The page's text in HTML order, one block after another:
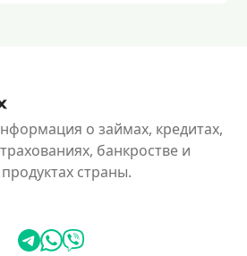
о займах, кредитах,
банкростве и
страны.